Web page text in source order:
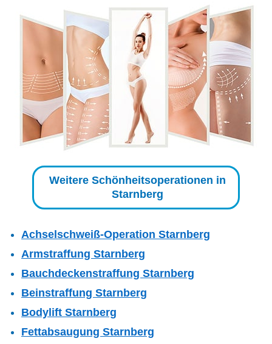
Weitere Schönheitsoperationen in
Starnberg
Achselschweiß-Operation Starnberg
Armstraffung Starnberg
Bauchdeckenstraffung Starnberg
Beinstraffung Starnberg
Bodylift Starnberg
Fettabsaugung Starnberg